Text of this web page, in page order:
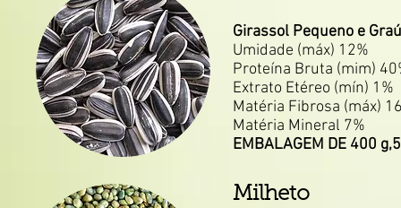
Girassol Pequeno e
Umidade (máx) 12%
Proteína Bruta (mim)
Extrato Etéreo (mín) 1%
Matéria Fibrosa (máx)
Matéria Mineral 7%
EMBALAGEM DE 400
Milheto